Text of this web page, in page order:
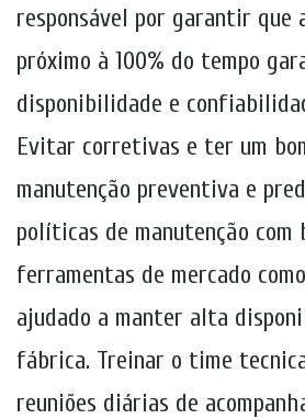
responsável por garantir que
próximo à 100% do tempo
disponibilidade e
Evitar corretivas e ter um
manutenção preventiva e
políticas de manutenção com
ferramentas de mercado
ajudado a manter alta
fábrica. Treinar o time
reuniões diárias de